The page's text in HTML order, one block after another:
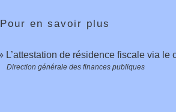
Pour en savoir plus
L’attestation de résidence fiscale via
Direction générale des finances publiques